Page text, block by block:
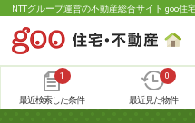
NTTグループ運営の不動産総合サイト goo住
1
最近検索した条件
0
最近見た物件